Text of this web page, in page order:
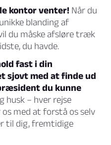
kontor venter! Når du
blanding af
du måske afsløre træk
du havde.
fast i din
sjovt med at finde ud
du kunne
husk – hver rejse
med at forstå os selv
til dig, fremtidige